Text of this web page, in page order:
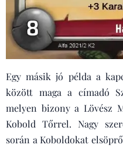
Egy másik jó példa a
között maga a címadó
melyen bizony a Lövész
Kobold Tőrrel. Nagy
során a Koboldokat